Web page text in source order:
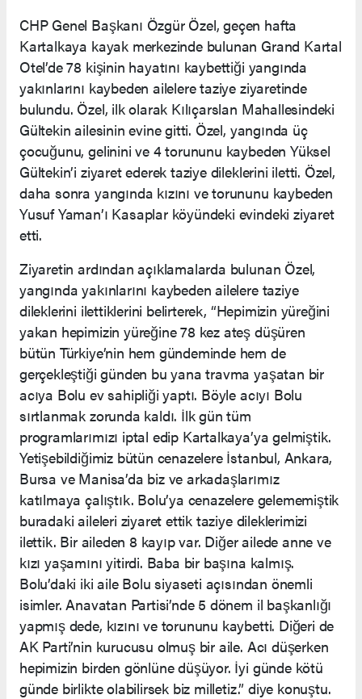
CHP Genel Başkanı Özgür Özel, geçen hafta
Kartalkaya kayak merkezinde bulunan Grand Kartal
Otel’de 78 kişinin hayatını kaybettiği yangında
yakınlarını kaybeden ailelere taziye ziyaretinde
bulundu. Özel, ilk olarak Kılıçarslan Mahallesindeki
Gültekin ailesinin evine gitti. Özel, yangında üç
çocuğunu, gelinini ve 4 torununu kaybeden Yüksel
Gültekin’i ziyaret ederek taziye dileklerini iletti. Özel,
daha sonra yangında kızını ve torununu kaybeden
Yusuf Yaman’ı Kasaplar köyündeki evindeki ziyaret
etti.
Ziyaretin ardından açıklamalarda bulunan Özel,
yangında yakınlarını kaybeden ailelere taziye
dileklerini ilettiklerini belirterek, “Hepimizin yüreğini
yakan hepimizin yüreğine 78 kez ateş düşüren
bütün Türkiye’nin hem gündeminde hem de
gerçekleştiği günden bu yana travma yaşatan bir
acıya Bolu ev sahipliği yaptı. Böyle acıyı Bolu
sırtlanmak zorunda kaldı. İlk gün tüm
programlarımızı iptal edip Kartalkaya’ya gelmiştik.
Yetişebildiğimiz bütün cenazelere İstanbul, Ankara,
Bursa ve Manisa’da biz ve arkadaşlarımız
katılmaya çalıştık. Bolu’ya cenazelere gelememiştik
buradaki aileleri ziyaret ettik taziye dileklerimizi
ilettik. Bir aileden 8 kayıp var. Diğer ailede anne ve
kızı yaşamını yitirdi. Baba bir başına kalmış.
Bolu’daki iki aile Bolu siyaseti açısından önemli
isimler. Anavatan Partisi’nde 5 dönem il başkanlığı
yapmış dede, kızını ve torununu kaybetti. Diğeri de
AK Parti’nin kurucusu olmuş bir aile. Acı düşerken
hepimizin birden gönlüne düşüyor. İyi günde kötü
günde birlikte olabilirsek biz milletiz.” diye konuştu.